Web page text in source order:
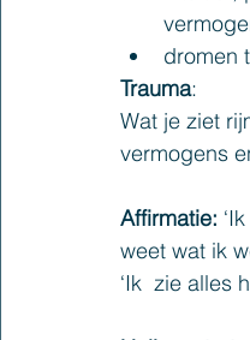
dromen
Trauma:
Wat je ziet
vermogens
Affirmatie:
weet wat ik
‘Ik  zie alles